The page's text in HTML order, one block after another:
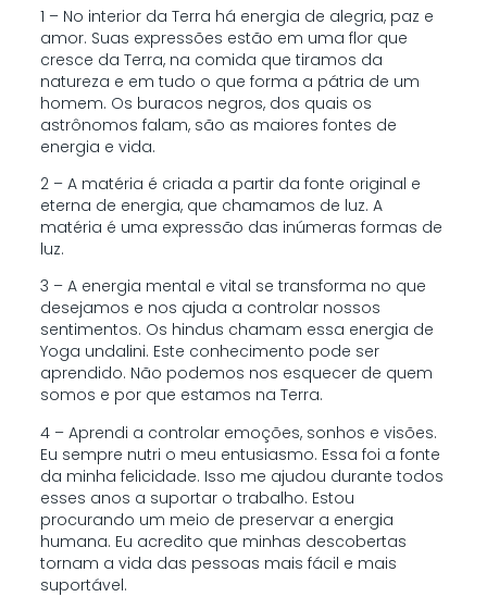
1 – No interior da Terra há energia de alegria, paz e
amor. Suas expressões estão em uma flor que
cresce da Terra, na comida que tiramos da
natureza e em tudo o que forma a pátria de um
homem. Os buracos negros, dos quais os
astrônomos falam, são as maiores fontes de
energia e vida.
2 – A matéria é criada a partir da fonte original e
eterna de energia, que chamamos de luz. A
matéria é uma expressão das inúmeras formas de
luz.
3 – A energia mental e vital se transforma no que
desejamos e nos ajuda a controlar nossos
sentimentos. Os hindus chamam essa energia de
Yoga undalini. Este conhecimento pode ser
aprendido. Não podemos nos esquecer de quem
somos e por que estamos na Terra.
4 – Aprendi a controlar emoções, sonhos e visões.
Eu sempre nutri o meu entusiasmo. Essa foi a fonte
da minha felicidade. Isso me ajudou durante todos
esses anos a suportar o trabalho. Estou
procurando um meio de preservar a energia
humana. Eu acredito que minhas descobertas
tornam a vida das pessoas mais fácil e mais
suportável.